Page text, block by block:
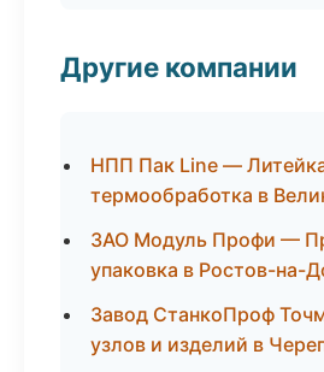
Другие компании
НПП Пак Line —
термообработка в
ЗАО Модуль Профи —
упаковка в Ростов-на-
Завод СтанкоПроф
узлов и изделий в